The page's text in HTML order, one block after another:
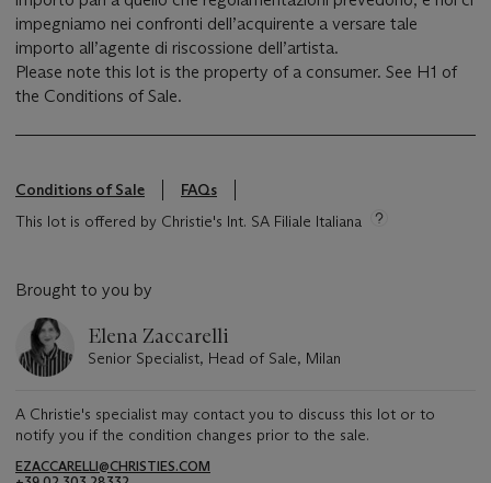
impegniamo nei confronti dell’acquirente a versare tale
importo all’agente di riscossione dell’artista.
Please note this lot is the property of a consumer. See H1 of
the Conditions of Sale.
Conditions of Sale
FAQs
This lot is offered by Christie's Int. SA Filiale Italiana
Brought to you by
Elena Zaccarelli
Senior Specialist, Head of Sale, Milan
A Christie's specialist may contact you to discuss this lot or to
notify you if the condition changes prior to the sale.
EZACCARELLI@CHRISTIES.COM